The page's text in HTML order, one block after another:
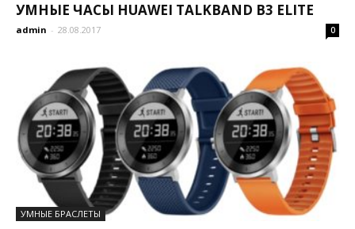
УМНЫЕ ЧАСЫ HUAWEI TALKBAND B3 ELITE
admin - 28.08.2017 0
УМНЫЕ БРАСЛЕТЫ